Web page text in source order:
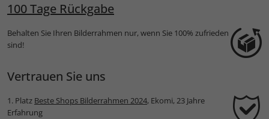
100 Tage Rückgabe
Behalten Sie Ihren Bilderrahmen nur, wenn Sie 100% zufrieden
sind!
Vertrauen Sie uns
1. Platz Beste Shops Bilderrahmen 2024, Ekomi, 23 Jahre
Erfahrung